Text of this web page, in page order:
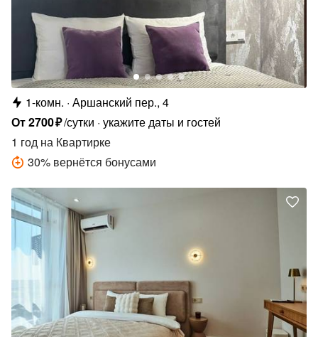
1-комн. Аршанский пер., 4
От2700₽/сутки укажите даты и гостей
1 год на Квартирке
30% вернётся бонусами